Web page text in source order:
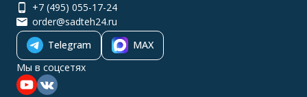
+7 (495) 055-17-24
order@sadteh24.ru
Telegram
MAX
Мы в соцсетях